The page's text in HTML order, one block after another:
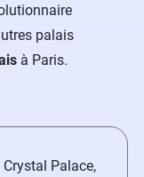
palais
à Paris.
Palace,